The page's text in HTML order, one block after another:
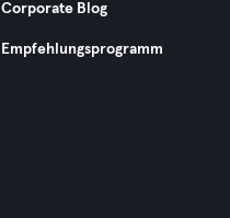
Corporate Blog
Empfehlungsprogramm